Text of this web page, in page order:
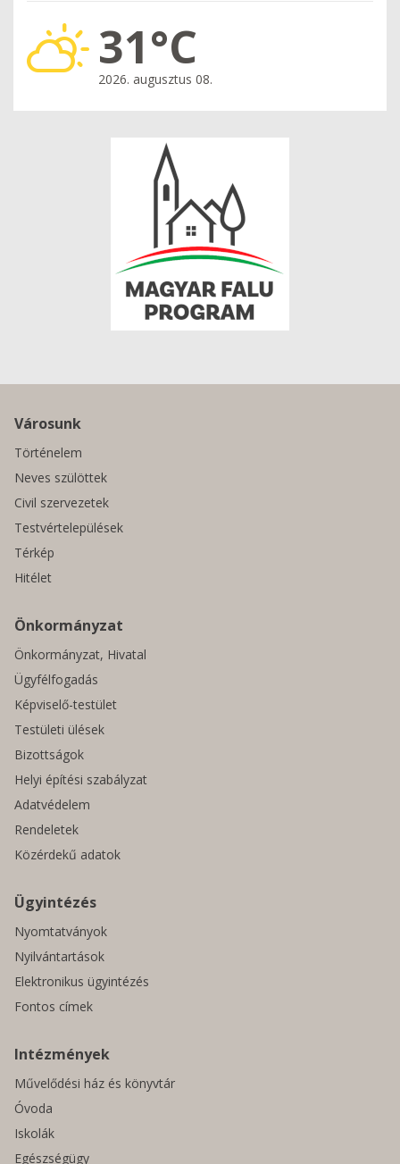
31°C
2026. augusztus 08.
Városunk
Történelem
Neves szülöttek
Civil szervezetek
Testvértelepülések
Térkép
Hitélet
Önkormányzat
Önkormányzat, Hivatal
Ügyfélfogadás
Képviselő-testület
Testületi ülések
Bizottságok
Helyi építési szabályzat
Adatvédelem
Rendeletek
Közérdekű adatok
Ügyintézés
Nyomtatványok
Nyilvántartások
Elektronikus ügyintézés
Fontos címek
Intézmények
Művelődési ház és könyvtár
Óvoda
Iskolák
Egészségügy